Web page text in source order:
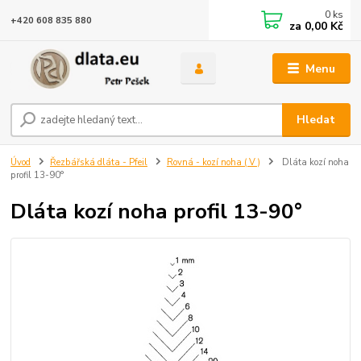
Menu
Hledat
+420 608 835 880 0 ks
za 0,00 Kč
Úvod Řezbářská dláta - Pfeil Rovná - kozí noha ( V )
Dláta kozí noha
profil 13-90°
Dláta kozí noha profil 13-90°